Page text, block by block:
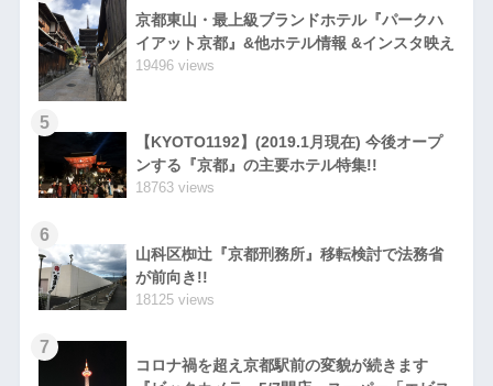
京都東山・最上級ブランドホテル『パークハ
イアット京都』&他ホテル情報 &インスタ映え
19496 views
5
【KYOTO1192】(2019.1月現在) 今後オープ
ンする『京都』の主要ホテル特集!!
18763 views
6
山科区椥辻『京都刑務所』移転検討で法務省
が前向き!!
18125 views
7
コロナ禍を超え京都駅前の変貌が続きます